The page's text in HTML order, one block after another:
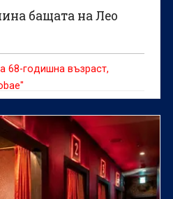
бащата на Лео
68-годишна възраст,